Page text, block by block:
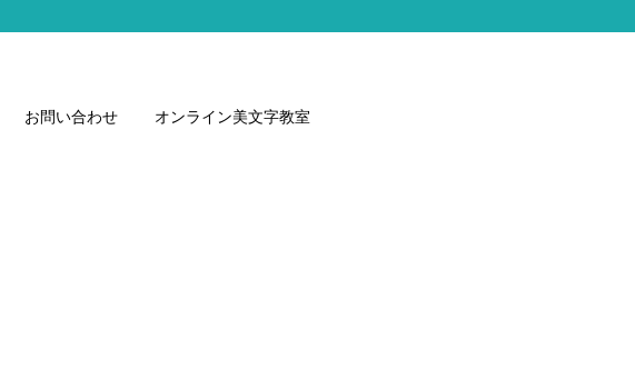
お問い合わせ オンライン美文字教室